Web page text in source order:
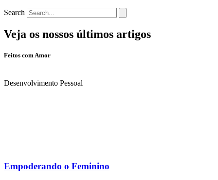
Search
Veja os nossos últimos artigos
Feitos com Amor
Desenvolvimento Pessoal
Empoderando o Feminino